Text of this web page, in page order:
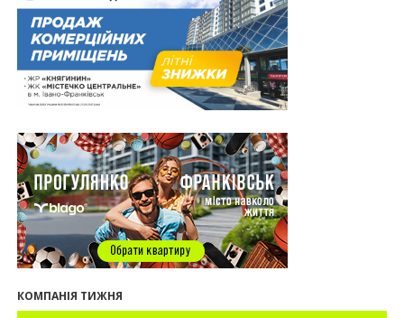
13:35
У Франківську анонсували новий житловий
масив «Надрічний»
30.07.2026
15:01
Ринок житла зміщується на захід: Франківськ —
серед лідерів за зростанням цін на новобудови
Панчишин про спадщину, забудову та
майбутнє міста
29.07.2026
13:31
Спадщина не на часі. Чи продовжує Франківськ
втрачати пам’ятки?
12:26
В Івано-Франківську розпочали будівництво
нового житлового масиву «Надрічний»
фахівців ринку нерухомості та девелоперів
КОМПАНІЯ ТИЖНЯ